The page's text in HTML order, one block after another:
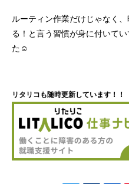
ルーティン作業だけじゃなく
る！と言う習慣が身に付いて
た☺️
リタリコも随時更新しています！！